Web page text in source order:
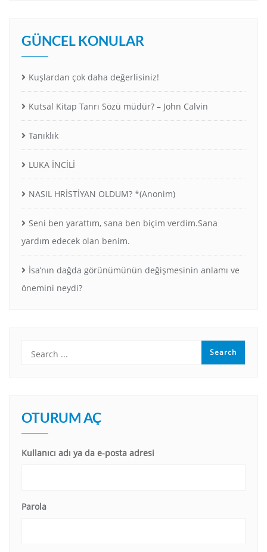
GÜNCEL KONULAR
Kuşlardan çok daha değerlisiniz!
Kutsal Kitap Tanrı Sözü müdür? – John Calvin
Tanıklık
LUKA İNCİLİ
NASIL HRİSTİYAN OLDUM? *(Anonim)
Seni ben yarattım, sana ben biçim verdim.Sana
yardım edecek olan benim.
İsa’nın dağda görünümünün değişmesinin anlamı ve
önemini neydi?
OTURUM AÇ
Kullanıcı adı ya da e-posta adresi
Parola